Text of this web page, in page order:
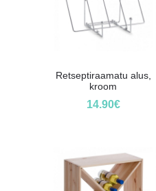
Retseptiraamatu alus,
kroom
14.90€